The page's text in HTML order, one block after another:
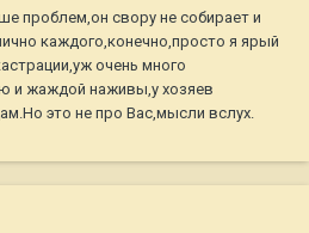
проблем,он свору не собирает и
каждого,конечно,просто я ярый
очень много
и жаждой наживы,у хозяев
это не про Вас,мысли вслух.